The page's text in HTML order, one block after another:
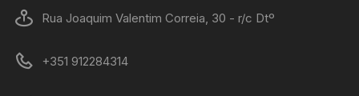
Rua Joaquim Valentim Correia, 30 - r/c Dtº
+351 912284314